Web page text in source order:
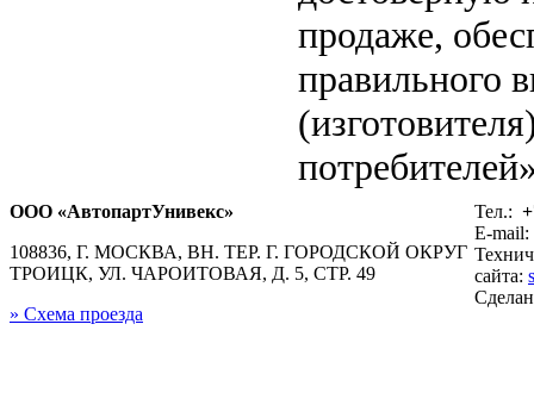
продаже,
правильного
ООО «АвтопартУнивекс»
108836, Г. МОСКВА, ВН. ТЕР. Г. ГОРОДСКОЙ ОКРУГ
ТРОИЦК, УЛ. ЧАРОИТОВАЯ, Д. 5, СТР. 49
» Схема проезда
Тел.:
E-mail:
сайта: